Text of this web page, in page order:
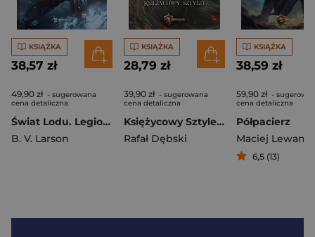
KSIĄŻKA
38,57 zł
49,90 zł - sugerowana
cena detaliczna
Świat Lodu. Legion Nieśmiertelnych. Tom 16
B. V. Larson
KSIĄŻKA
28,79 zł
39,90 zł - sugerowana
cena detaliczna
Księżycowy Sztylet. Wilkozacy. Tom 3
Rafał Dębski
KSIĄŻKA
38,59 zł
59,90 zł -
cena detaliczna
Półpacierz
6,5 (13)